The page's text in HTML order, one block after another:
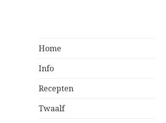
Home
Info
Recepten
Twaalf